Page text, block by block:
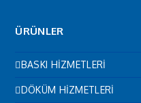
ÜRÜNLER
BASKI HİZMETLERİ
DÖKÜM HİZMETLERİ